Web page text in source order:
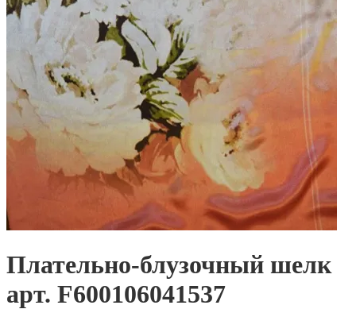
Плательно-блузочный шелк
арт. F600106041537